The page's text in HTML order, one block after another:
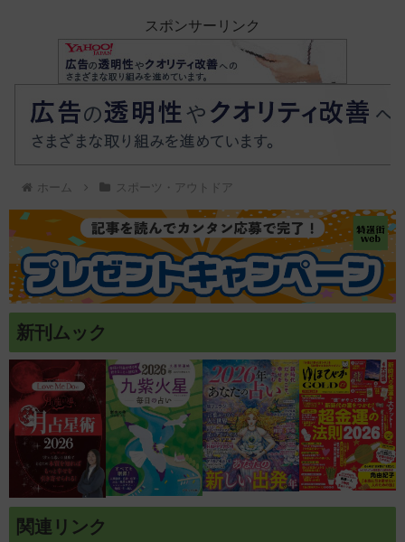
スポンサーリンク
ホーム スポーツ・アウトドア
新刊ムック
関連リンク